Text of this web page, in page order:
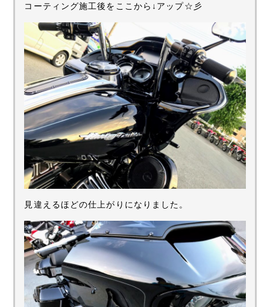
コーティング施工後をここから↓アップ☆彡
見違えるほどの仕上がりになりました。